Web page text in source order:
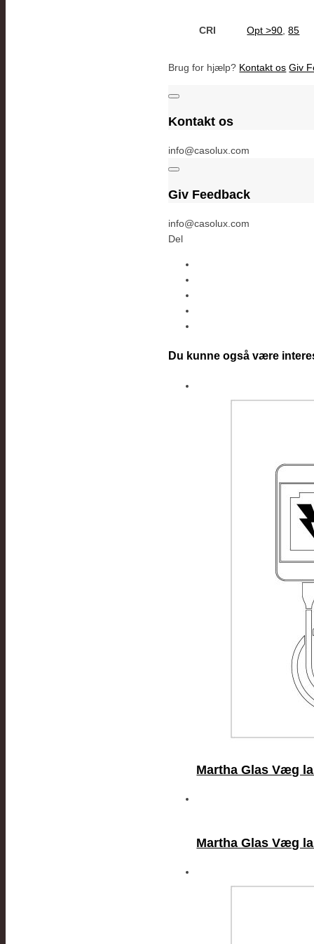
CRI Opt >90,85
Brug for hjælp? Kontakt os Giv
Kontakt os
info@casolux.com
Giv Feedback
info@casolux.com
Del
Du kunne også være
Martha Glas Væg
Martha Glas Væg